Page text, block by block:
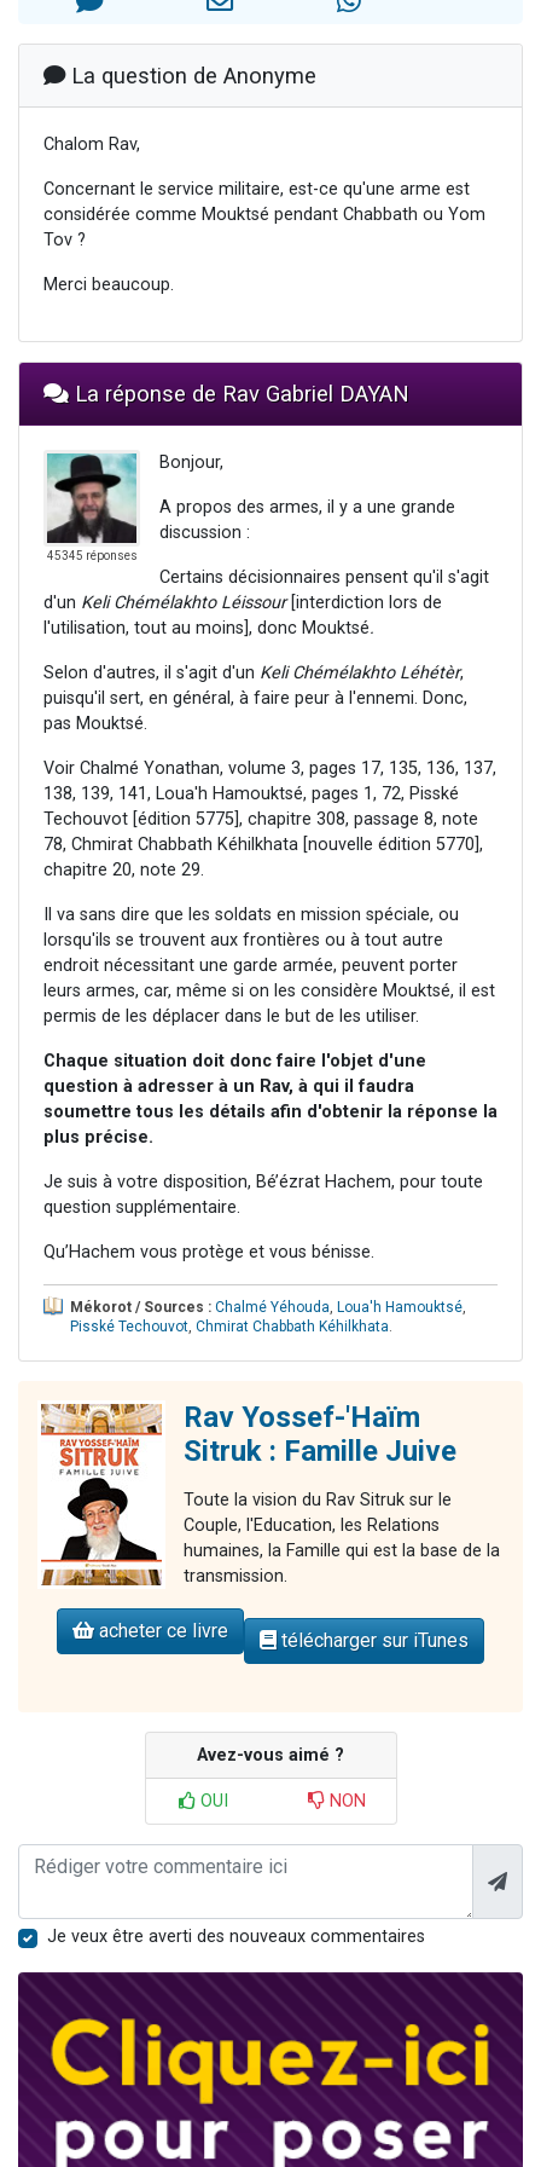
Il reste 49 places pour étudier en groupe sur Zoom
La question de Anonyme
Chalom Rav,
Concernant le service militaire, est-ce qu'une arme est
considérée comme Mouktsé pendant Chabbath ou Yom
Tov ?
Merci beaucoup.
La réponse de Rav Gabriel DAYAN
45345 réponses
Bonjour,
A propos des armes, il y a une grande
discussion :
Certains décisionnaires pensent qu'il s'agit
d'un Keli Chémélakhto Léissour[interdiction lors de
l'utilisation, tout au moins], donc Mouktsé.
Selon d'autres, il s'agit d'un Keli Chémélakhto Léhétèr,
puisqu'il sert, en général, à faire peur à l'ennemi. Donc,
pas Mouktsé.
Voir Chalmé Yonathan, volume 3, pages 17, 135, 136, 137,
138, 139, 141, Loua'h Hamouktsé, pages 1, 72, Pisské
Techouvot [édition 5775], chapitre 308, passage 8, note
78, Chmirat Chabbath Kéhilkhata [nouvelle édition 5770],
chapitre 20, note 29.
Il va sans dire que les soldats en mission spéciale, ou
lorsqu'ils se trouvent aux frontières ou à tout autre
endroit nécessitant une garde armée, peuvent porter
leurs armes, car, même si on les considère Mouktsé, il est
permis de les déplacer dans le but de les utiliser.
Chaque situation doit donc faire l'objet d'une
question à adresser à un Rav, à qui il faudra
soumettre tous les détails afin d'obtenir la réponse la
plus précise.
Je suis à votre disposition, Bé’ézrat Hachem, pour toute
question supplémentaire.
Qu’Hachem vous protège et vous bénisse.
Mékorot / Sources : Chalmé Yéhouda, Loua'h Hamouktsé,
Pisské Techouvot, Chmirat Chabbath Kéhilkhata.
Rav Yossef-'Haïm
Sitruk : Famille Juive
Toute la vision du Rav Sitruk sur le
Couple, l'Education, les Relations
humaines, la Famille qui est la base de la
transmission.
acheter ce livre télécharger sur iTunes
Avez-vous aimé ?
OUI NON
Je veux être averti des nouveaux commentaires